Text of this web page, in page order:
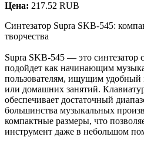
Цена: 217.52 RUB
Синтезатор Supra SKB-545:
творчества
Supra SKB-545 — это синтезатор
подойдет как начинающим
пользователям, ищущим удобный
или домашних занятий.
обеспечивает достаточный
большинства музыкальных
компактные размеры, что
инструмент даже в небольшом